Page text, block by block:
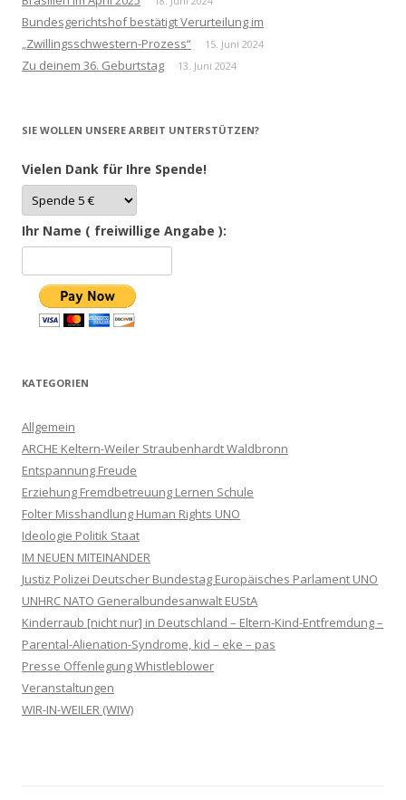
Bundesgerichtshof bestätigt Verurteilung im
„Zwillingsschwestern-Prozess“
15. Juni 2024
Zu deinem 36. Geburtstag 13. Juni 2024
SIE WOLLEN UNSERE ARBEIT UNTERSTÜTZEN?
Vielen Dank für Ihre Spende!
Ihr Name ( freiwillige Angabe ):
KATEGORIEN
Allgemein
ARCHE Keltern-Weiler Straubenhardt Waldbronn
Entspannung Freude
Erziehung Fremdbetreuung Lernen Schule
Folter Misshandlung Human Rights UNO
Ideologie Politik Staat
IM NEUEN MITEINANDER
Justiz Polizei Deutscher Bundestag Europäisches Parlament UNO
UNHRC NATO Generalbundesanwalt EUStA
Kinderraub [nicht nur] in Deutschland – Eltern-Kind-Entfremdung –
Parental-Alienation-Syndrome, kid – eke – pas
Presse Offenlegung Whistleblower
Veranstaltungen
WIR-IN-WEILER (WIW)